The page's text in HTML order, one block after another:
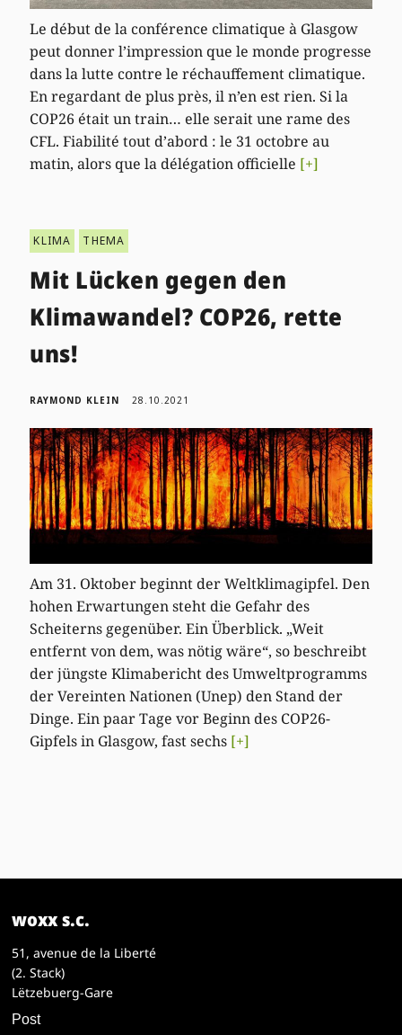
Le début de la conférence climatique à Glasgow
peut donner l’impression que le monde progresse
dans la lutte contre le réchauffement climatique.
En regardant de plus près, il n’en est rien. Si la
COP26 était un train… elle serait une rame des
CFL. Fiabilité tout d’abord : le 31 octobre au
matin, alors que la délégation officielle [+]
KLIMA THEMA
Mit Lücken gegen den
Klimawandel? COP26, rette
uns!
RAYMOND KLEIN 28.10.2021
Am 31. Oktober beginnt der Weltklimagipfel. Den
hohen Erwartungen steht die Gefahr des
Scheiterns gegenüber. Ein Überblick. „Weit
entfernt von dem, was nötig wäre“, so beschreibt
der jüngste Klimabericht des Umweltprogramms
der Vereinten Nationen (Unep) den Stand der
Dinge. Ein paar Tage vor Beginn des COP26-
Gipfels in Glasgow, fast sechs [+]
woxx s.c.
51, avenue de la Liberté
(2. Stack)
Lëtzebuerg-Gare
Post